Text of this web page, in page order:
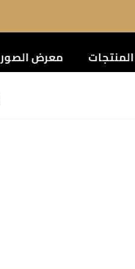
المنتجات معرض الصور